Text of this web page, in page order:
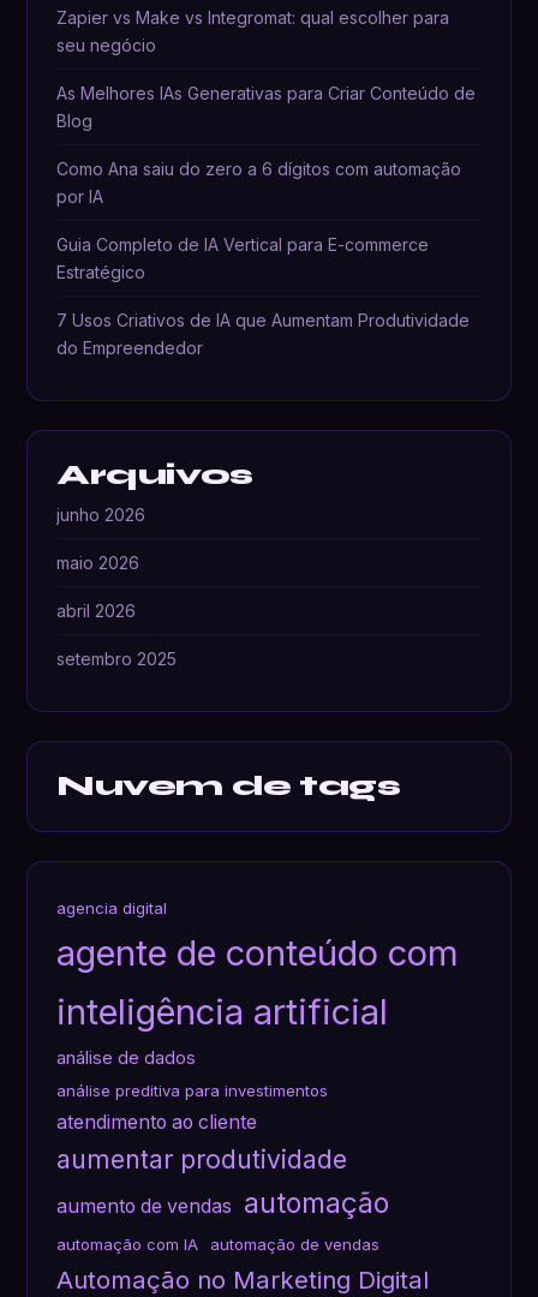
Zapier vs Make vs Integromat: qual escolher para
seu negócio
As Melhores IAs Generativas para Criar Conteúdo de
Blog
Como Ana saiu do zero a 6 dígitos com automação
por IA
Guia Completo de IA Vertical para E-commerce
Estratégico
7 Usos Criativos de IA que Aumentam Produtividade
do Empreendedor
Arquivos
junho 2026
maio 2026
abril 2026
setembro 2025
Nuvem de tags
agencia digital
agente de conteúdo com
inteligência artificial
análise de dados
análise preditiva para investimentos
atendimento ao cliente
aumentar produtividade
aumento de vendas automação
automação com IA automação de vendas
Automação no Marketing Digital